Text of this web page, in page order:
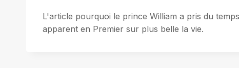
L'article pourquoi le prince William a pris du
apparent en Premier sur plus belle la vie.